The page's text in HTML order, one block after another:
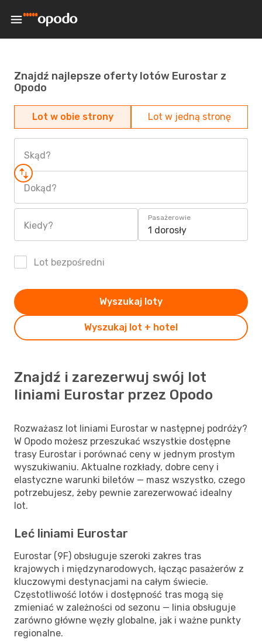
Znajdź najlepsze oferty lotów Eurostar z
Opodo
Lot w obie strony Lot w jedną stronę
Skąd?
Dokąd?
Kiedy?
Pasażerowie
1 dorosły
Lot bezpośredni
Wyszukaj lot + hotel
Wyszukaj loty
Znajdź i zarezerwuj swój lot
liniami Eurostar przez Opodo
Rozważasz lot liniami Eurostar w następnej podróży?
W Opodo możesz przeszukać wszystkie dostępne
trasy Eurostar i porównać ceny w jednym prostym
wyszukiwaniu. Aktualne rozkłady, dobre ceny i
elastyczne warunki biletów — masz wszystko, czego
potrzebujesz, żeby pewnie zarezerwować idealny
lot.
Leć liniami Eurostar
Eurostar (9F) obsługuje szeroki zakres tras
krajowych i międzynarodowych, łącząc pasażerów z
kluczowymi destynacjami na całym świecie.
Częstotliwość lotów i dostępność tras mogą się
zmieniać w zależności od sezonu — linia obsługuje
zarówno główne węzły globalne, jak i ważne punkty
regionalne.